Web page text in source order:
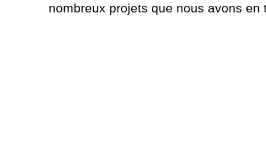
nombreux projets que nous avons en